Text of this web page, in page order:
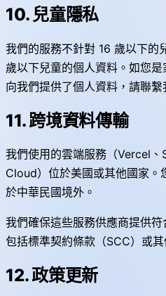
10. 兒童隱私
我們的服務不針對 16 歲以下的
歲以下兒童的個人資料。如您
向我們提供了個人資料，請聯繫
11. 跨境資料傳輸
我們使用的雲端服務（Vercel
Cloud）位於美國或其他國家。
於中華民國境外。
我們確保這些服務供應商提供
包括標準契約條款（SCC）或
12. 政策更新